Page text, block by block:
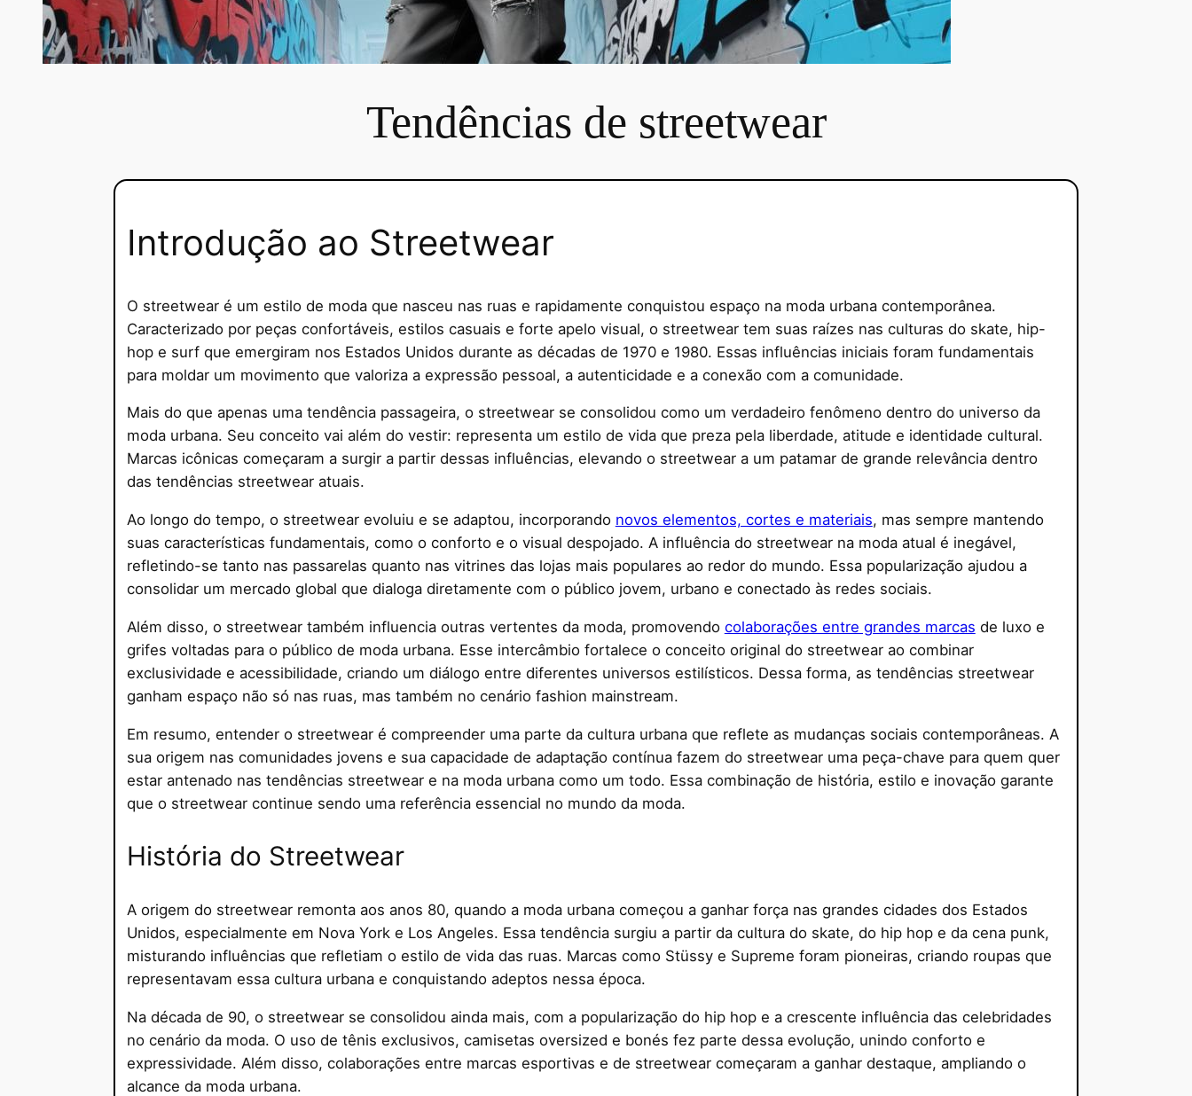
Tendências de streetwear
Introdução ao Streetwear
O streetwear é um estilo de moda que nasceu nas ruas e rapidamente conquistou espaço na moda urbana contemporânea.
Caracterizado por peças confortáveis, estilos casuais e forte apelo visual, o streetwear tem suas raízes nas culturas do skate, hip-
hop e surf que emergiram nos Estados Unidos durante as décadas de 1970 e 1980. Essas influências iniciais foram fundamentais
para moldar um movimento que valoriza a expressão pessoal, a autenticidade e a conexão com a comunidade.
Mais do que apenas uma tendência passageira, o streetwear se consolidou como um verdadeiro fenômeno dentro do universo da
moda urbana. Seu conceito vai além do vestir: representa um estilo de vida que preza pela liberdade, atitude e identidade cultural.
Marcas icônicas começaram a surgir a partir dessas influências, elevando o streetwear a um patamar de grande relevância dentro
das tendências streetwear atuais.
Ao longo do tempo, o streetwear evoluiu e se adaptou, incorporando novos elementos, cortes e materiais, mas sempre mantendo
suas características fundamentais, como o conforto e o visual despojado. A influência do streetwear na moda atual é inegável,
refletindo-se tanto nas passarelas quanto nas vitrines das lojas mais populares ao redor do mundo. Essa popularização ajudou a
consolidar um mercado global que dialoga diretamente com o público jovem, urbano e conectado às redes sociais.
Além disso, o streetwear também influencia outras vertentes da moda, promovendo colaborações entre grandes marcas de luxo e
grifes voltadas para o público de moda urbana. Esse intercâmbio fortalece o conceito original do streetwear ao combinar
exclusividade e acessibilidade, criando um diálogo entre diferentes universos estilísticos. Dessa forma, as tendências streetwear
ganham espaço não só nas ruas, mas também no cenário fashion mainstream.
Em resumo, entender o streetwear é compreender uma parte da cultura urbana que reflete as mudanças sociais contemporâneas. A
sua origem nas comunidades jovens e sua capacidade de adaptação contínua fazem do streetwear uma peça-chave para quem quer
estar antenado nas tendências streetwear e na moda urbana como um todo. Essa combinação de história, estilo e inovação garante
que o streetwear continue sendo uma referência essencial no mundo da moda.
História do Streetwear
A origem do streetwear remonta aos anos 80, quando a moda urbana começou a ganhar força nas grandes cidades dos Estados
Unidos, especialmente em Nova York e Los Angeles. Essa tendência surgiu a partir da cultura do skate, do hip hop e da cena punk,
misturando influências que refletiam o estilo de vida das ruas. Marcas como Stüssy e Supreme foram pioneiras, criando roupas que
representavam essa cultura urbana e conquistando adeptos nessa época.
Na década de 90, o streetwear se consolidou ainda mais, com a popularização do hip hop e a crescente influência das celebridades
no cenário da moda. O uso de tênis exclusivos, camisetas oversized e bonés fez parte dessa evolução, unindo conforto e
expressividade. Além disso, colaborações entre marcas esportivas e de streetwear começaram a ganhar destaque, ampliando o
alcance da moda urbana.